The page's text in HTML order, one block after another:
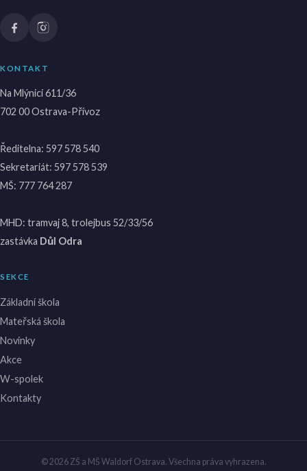
KONTAKT
Na Mlýnici 611/36
702 00 Ostrava-Přívoz
Ředitelna: 597 578 540
Sekretariát: 597 578 539
MŠ: 777 764 287
MHD: tramvaj 8, trolejbus 52/33/56
zastávka Důl Odra
SEKCE
Základní škola
Mateřská škola
Novinky
Akce
W-spolek
Kontakty
© 2026 ZŠ a MŠ Waldorf Ostrava. Všechna práva vyhrazena.